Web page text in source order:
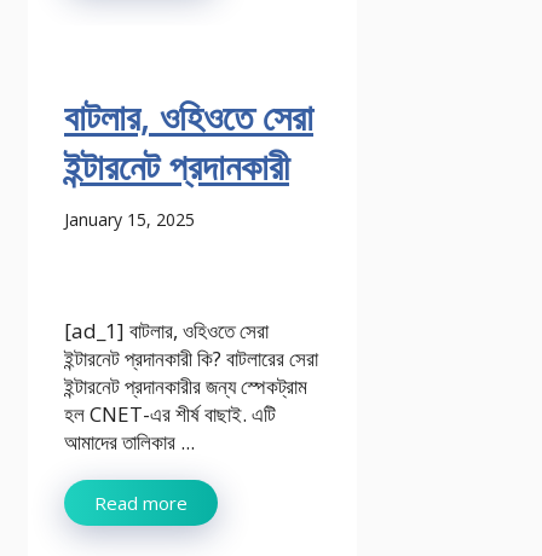
বাটলার, ওহিওতে সেরা
ইন্টারনেট প্রদানকারী
January 15, 2025
[ad_1] বাটলার, ওহিওতে সেরা
ইন্টারনেট প্রদানকারী কি? বাটলারের সেরা
ইন্টারনেট প্রদানকারীর জন্য স্পেকট্রাম
হল CNET-এর শীর্ষ বাছাই. এটি
আমাদের তালিকার ...
Read more